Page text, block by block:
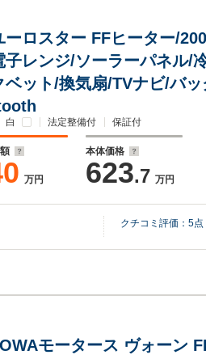
ーロスター FFヒーター/
子レンジ/ソーラーパネル/
ベット/換気扇/TVナビ/バッ
白 法定整備付 保証付
万円
本体価格
623.7 万円
クチコミ評価： 5点
モータース ヴォーン